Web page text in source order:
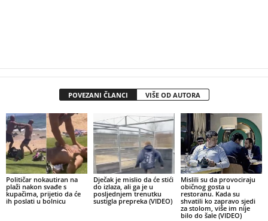
POVEZANI ČLANCI VIŠE OD AUTORA
Političar nokautiran na
plaži nakon svađe s
kupačima, prijetio da će
ih poslati u bolnicu
Dječak je mislio da će stići
do izlaza, ali ga je u
posljednjem trenutku
sustigla prepreka (VIDEO)
Mislili su da provociraju
običnog gosta u
restoranu. Kada su
shvatili ko zapravo sjedi
za stolom, više im nije
bilo do šale (VIDEO)